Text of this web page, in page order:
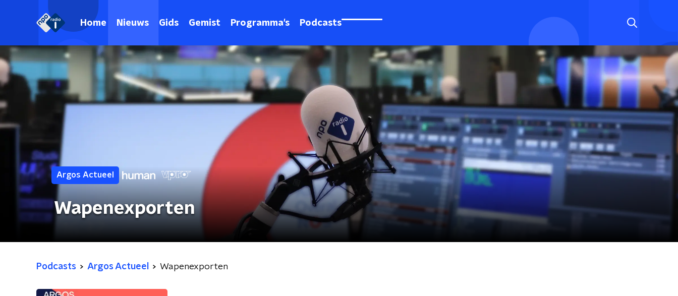
Home Nieuws Gids Gemist Programma's Podcasts
Argos Actueel
Wapenexporten
Podcasts Argos Actueel Wapenexporten